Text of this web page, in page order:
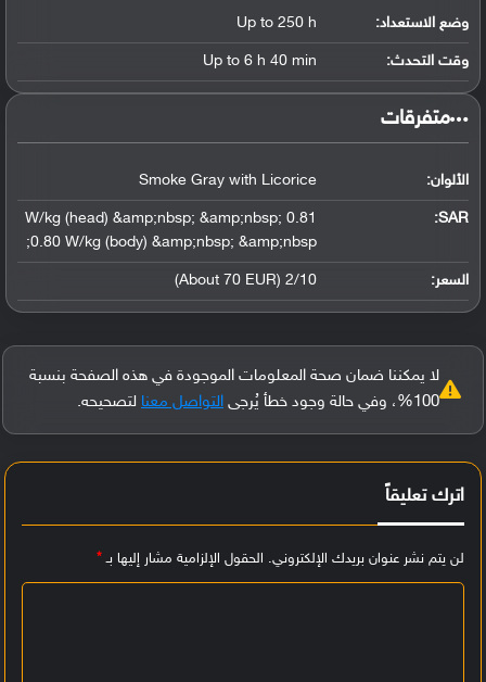
وضع الاستعداد: Up to 250 h
وقت التحدث: Up to 6 h 40 min
‏متفرقات‏
الألوان: Smoke Gray with Licorice
SAR
:
0.81 W/kg (head) &amp;nbsp; &amp;nbsp;
0.80 W/kg (body) &amp;nbsp; &amp;nbsp;
السعر: 2/10 (About 70 EUR)
لا يمكننا ضمان صحة المعلومات الموجودة في هذه الصفحة بنسبة
100%، وفي حالة وجود خطأ يُرجى
التواصل معنا لتصحيحه.
اترك تعليقاً
لن يتم نشر عنوان بريدك الإلكتروني. الحقول الإلزامية مشار إليها بـ*